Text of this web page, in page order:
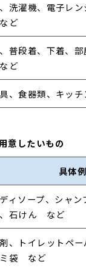
洗濯機、電子レ
ど
普段着、下着、
ど
、食器類、キッ
意したいもの
具体例
ィソープ、シャン
石けん など
、トイレットペー
袋 など